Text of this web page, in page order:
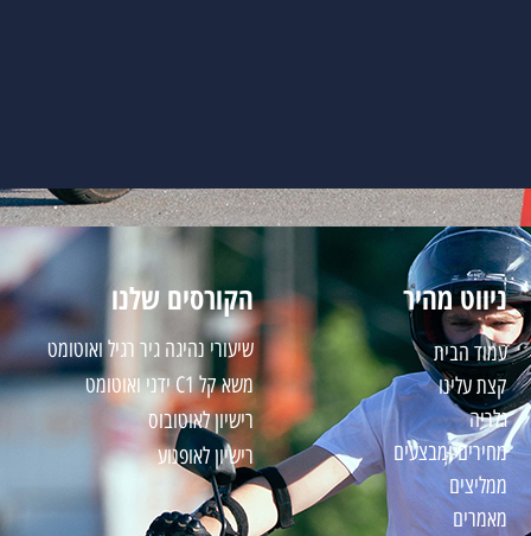
ניווט מהיר
עמוד הבית
קצת עלינו
גלריה
מחירים ומבצעים
ממליצים
מאמרים
הקורסים שלנו
שיעורי נהיגה גיר רגיל ואוטומט
משא קל C1 ידני ואוטומט
רישיון לאוטובוס
רישיון לאופנוע